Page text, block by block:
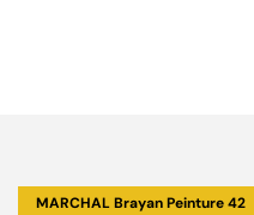
MARCHAL Brayan Peinture 42